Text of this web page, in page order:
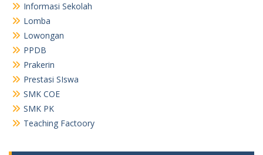
Informasi Sekolah
Lomba
Lowongan
PPDB
Prakerin
Prestasi SIswa
SMK COE
SMK PK
Teaching Factoory